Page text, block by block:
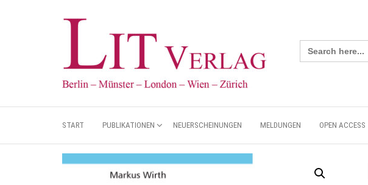
Search
for:
START PUBLIKATIONEN NEUERSCHEINUNGEN MELDUNGEN OPEN ACCESS